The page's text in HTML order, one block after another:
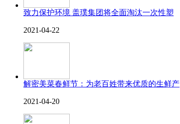
致力保护环境 盖璞集团将全面淘汰一次性塑
2021-04-22
解密美菜春鲜节：为老百姓带来优质的生鲜产
2021-04-20